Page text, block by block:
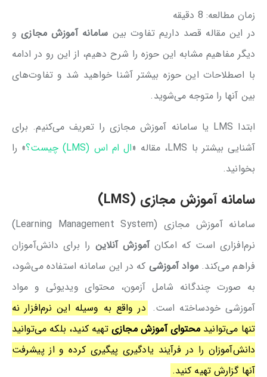
زمان مطالعه: 8 دقیقه
در این مقاله قصد داریم تفاوت بین سامانه آموزش مجازیو
دیگر مفاهیم مشابه این حوزه را شرح دهیم، از این رو در ادامه
با اصطلاحات این حوزه بیشتر آشنا خواهید شد و تفاوت‌های
بین آنها را متوجه می‌شوید.
ابتدا LMS یا سامانه آموزش مجازی را تعریف می‌کنیم. برای
آشنایی بیشتر با LMS، مقاله «
ال ام اس (LMS) چیست؟
» را
بخوانید.
سامانه آموزش مجازی (LMS)
سامانه آموزش مجازی (Learning Management System)
نرم‌افزاری است که امکانآموزش آنلاین را برای دانش‌آموزان
فراهم می‌کند.مواد آموزشیکه در این سامانه استفاده می‌شود،
به صورت چندگانه شامل آزمون، محتوای ویدیوئی و مواد
آموزشی خودساخته است. در واقع به وسیله این نرم‌افزار نه
تنها می‌توانیدمحتوای آموزش مجازیتهیه کنید، بلکه می‌توانید
دانش‌آموزان را در فرآیند یادگیری پیگیری کرده و از پیشرفت
آنها گزارش تهیه کنید.